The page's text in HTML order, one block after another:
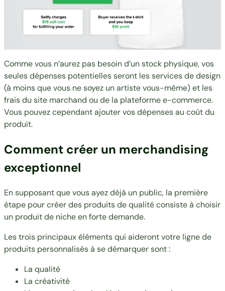
Comme vous n’aurez pas besoin d’un stock physique, vos
seules dépenses potentielles seront les services de design
(à moins que vous ne soyez un artiste vous-même) et les
frais du site marchand ou de la plateforme e-commerce.
Vous pouvez cependant ajouter vos dépenses au coût du
produit.
Comment créer un merchandising
exceptionnel
En supposant que vous ayez déjà un public, la première
étape pour créer des produits de qualité consiste à choisir
un produit de niche en forte demande.
Les trois principaux éléments qui aideront votre ligne de
produits personnalisés à se démarquer sont :
La qualité
La créativité